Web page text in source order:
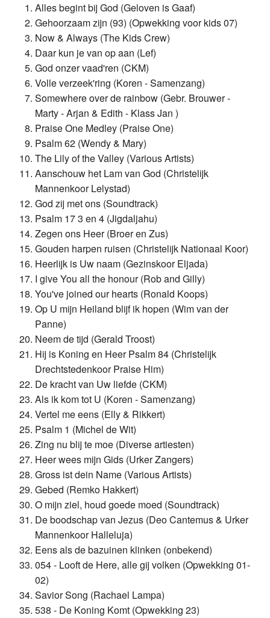
Alles begint bij God (Geloven is Gaaf)
Gehoorzaam zijn (93) (Opwekking voor kids 07)
Now & Always (The Kids Crew)
Daar kun je van op aan (Lef)
God onzer vaad'ren (CKM)
Volle verzeek'ring (Koren - Samenzang)
Somewhere over de rainbow (Gebr. Brouwer -
Marty - Arjan & Edith - Klass Jan )
Praise One Medley (Praise One)
Psalm 62 (Wendy & Mary)
The Lily of the Valley (Various Artists)
Aanschouw het Lam van God (Christelijk
Mannenkoor Lelystad)
God zij met ons (Soundtrack)
Psalm 17 3 en 4 (Jigdaljahu)
Zegen ons Heer (Broer en Zus)
Gouden harpen ruisen (Christelijk Nationaal Koor)
Heerlijk is Uw naam (Gezinskoor Eljada)
I give You all the honour (Rob and Gilly)
You've joined our hearts (Ronald Koops)
Op U mijn Heiland blijf ik hopen (Wim van der
Panne)
Neem de tijd (Gerald Troost)
Hij is Koning en Heer Psalm 84 (Christelijk
Drechtstedenkoor Praise Him)
De kracht van Uw liefde (CKM)
Als ik kom tot U (Koren - Samenzang)
Vertel me eens (Elly & Rikkert)
Psalm 1 (Michel de Wit)
Zing nu blij te moe (Diverse artiesten)
Heer wees mijn Gids (Urker Zangers)
Gross ist dein Name (Various Artists)
Gebed (Remko Hakkert)
O mijn ziel, houd goede moed (Soundtrack)
De boodschap van Jezus (Deo Cantemus & Urker
Mannenkoor Halleluja)
Eens als de bazuinen klinken (onbekend)
054 - Looft de Here, alle gij volken (Opwekking 01-
02)
Savior Song (Rachael Lampa)
538 - De Koning Komt (Opwekking 23)